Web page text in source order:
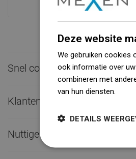
Snel contact
Klantenservice
Nuttige links
Deze website
We gebruiken cookies
ook informatie over
combineren met
van hun diensten.
DETAILS